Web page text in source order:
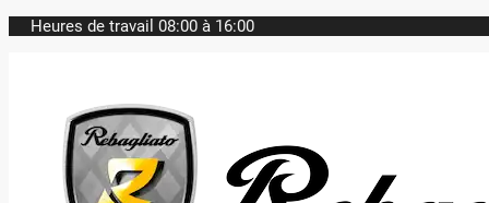
Heures de travail 08:00 à 16:00